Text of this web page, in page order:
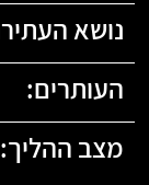
נושא
העותרים:
מצב ההליך: